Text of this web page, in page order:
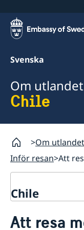
Svenska
Om utlandet
Chile
Om utlandet
Inför resan Att
Chile
Hjälp till
Att resa